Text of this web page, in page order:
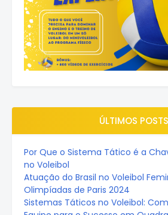
ÚLTIMOS POSTS
Por Que o Sistema Tático é a
no Voleibol
Atuação do Brasil no Voleibol
Olimpíadas de Paris 2024
Sistemas Táticos no Voleibol: